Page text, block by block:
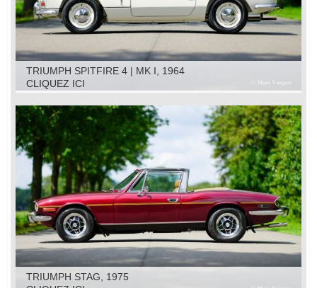
TRIUMPH SPITFIRE 4 | MK I, 1964
CLIQUEZ ICI
TRIUMPH STAG, 1975